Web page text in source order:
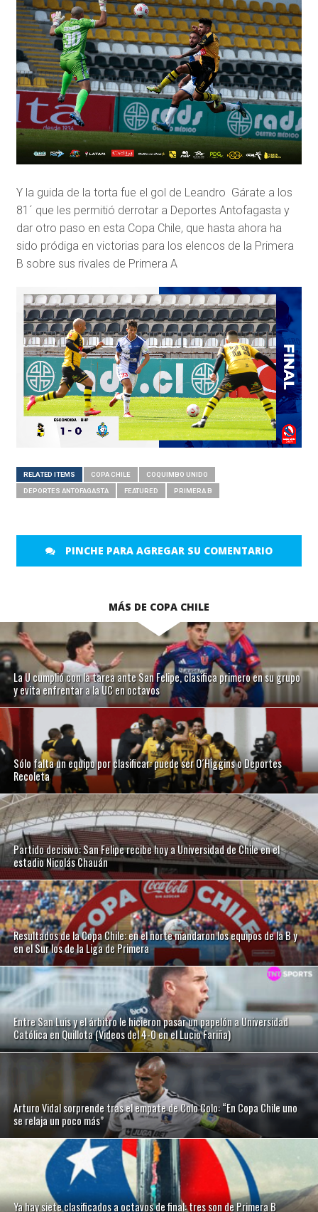
Y la guida de la torta fue el gol de Leandro Gárate a los
81´ que les permitió derrotar a Deportes Antofagasta y
dar otro paso en esta Copa Chile, que hasta ahora ha
sido pródiga en victorias para los elencos de la Primera
B sobre sus rivales de Primera A
RELATED ITEMS COPA CHILE COQUIMBO UNIDO
DEPORTES ANTOFAGASTA FEATURED PRIMERA B
PINCHE PARA AGREGAR SU COMENTARIO
MÁS DE COPA CHILE
La U cumplió con la tarea ante San Felipe, clasifica primero en su grupo
y evita enfrentar a la UC en octavos
Sólo falta un equipo por clasificar: puede ser O´Higgins o Deportes
Recoleta
Partido decisivo: San Felipe recibe hoy a Universidad de Chile en el
estadio Nicolás Chauán
Resultados de la Copa Chile: en el norte mandaron los equipos de la B y
en el Sur los de la Liga de Primera
Entre San Luis y el árbitro le hicieron pasar un papelón a Universidad
Católica en Quillota (Videos del 4-0 en el Lucio Fariña)
Arturo Vidal sorprende tras el empate de Colo Colo: “En Copa Chile uno
se relaja un poco más”
Ya hay siete clasificados a octavos de final: tres son de Primera B